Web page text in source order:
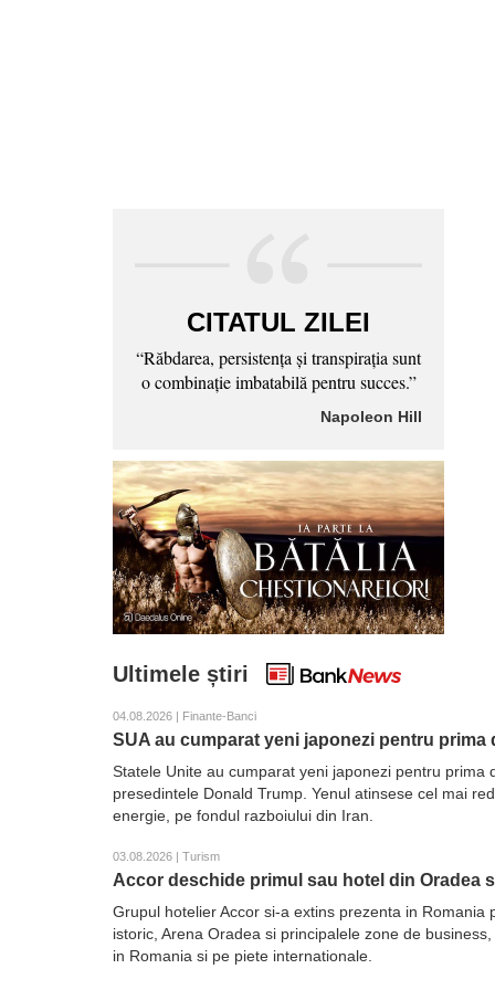
CITATUL ZILEI
“Răbdarea, persistenţa şi transpiraţia sunt
o combinaţie imbatabilă pentru succes.”
Napoleon Hill
Ultimele știri
04.08.2026 | Finante-Banci
SUA au cumparat yeni japonezi pentru
Statele Unite au cumparat yeni japonezi pentru
presedintele Donald Trump. Yenul atinsese cel mai
energie, pe fondul razboiului din Iran.
03.08.2026 | Turism
Accor deschide primul sau hotel din Oradea
Grupul hotelier Accor si-a extins prezenta in
istoric, Arena Oradea si principalele zone de
in Romania si pe piete internationale.